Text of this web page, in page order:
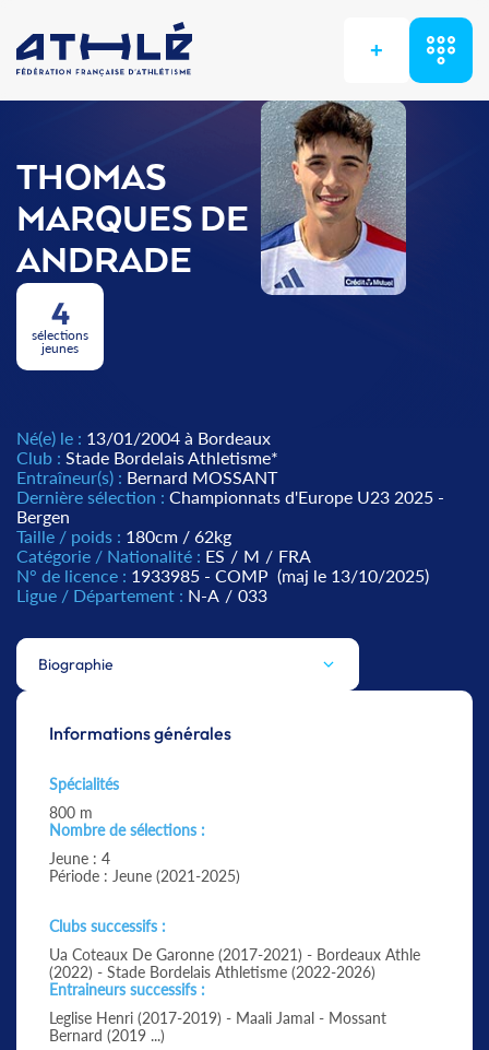
+
THOMAS
MARQUES DE
ANDRADE
4
sélections
jeunes
Né(e) le : 13/01/2004 à Bordeaux
Club : Stade Bordelais Athletisme*
Entraîneur(s) : Bernard MOSSANT
Dernière sélection : Championnats d'Europe U23 2025 -
Bergen
Taille / poids : 180cm / 62kg
Catégorie / Nationalité : ES / M / FRA
N° de licence : 1933985 - COMP (maj le 13/10/2025)
Ligue / Département : N-A / 033
Biographie
Informations générales
Spécialités
800 m
Nombre de sélections :
Jeune : 4
Période : Jeune (2021-2025)
Clubs successifs :
Ua Coteaux De Garonne (2017-2021) - Bordeaux Athle
(2022) - Stade Bordelais Athletisme (2022-2026)
Entraineurs successifs :
Leglise Henri (2017-2019) - Maali Jamal - Mossant
Bernard (2019 ...)